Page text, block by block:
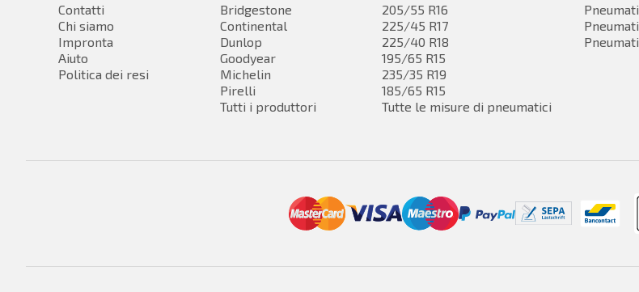
Contatti
Chi siamo
Impronta
Aiuto
Politica dei resi
Bridgestone
Continental
Dunlop
Goodyear
Michelin
Pirelli
Tutti i produttori
205/55 R16
225/45 R17
225/40 R18
195/65 R15
235/35 R19
185/65 R15
Tutte le misure di pneumatici